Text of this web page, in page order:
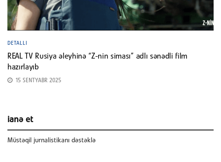
DETALLI
REAL TV Rusiya əleyhinə “Z-nin siması” adlı sənədli film
hazırlayıb
15 SENTYABR 2025
ianə et
Müstəqil jurnalistikanı dəstəklə